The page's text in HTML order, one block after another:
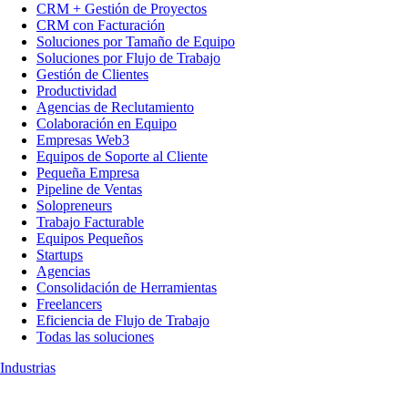
CRM + Gestión de Proyectos
CRM con Facturación
Soluciones por Tamaño de Equipo
Soluciones por Flujo de Trabajo
Gestión de Clientes
Productividad
Agencias de Reclutamiento
Colaboración en Equipo
Empresas Web3
Equipos de Soporte al Cliente
Pequeña Empresa
Pipeline de Ventas
Solopreneurs
Trabajo Facturable
Equipos Pequeños
Startups
Agencias
Consolidación de Herramientas
Freelancers
Eficiencia de Flujo de Trabajo
Todas las soluciones
Industrias